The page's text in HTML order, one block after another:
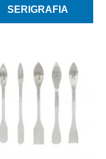
SERIGRAFIA